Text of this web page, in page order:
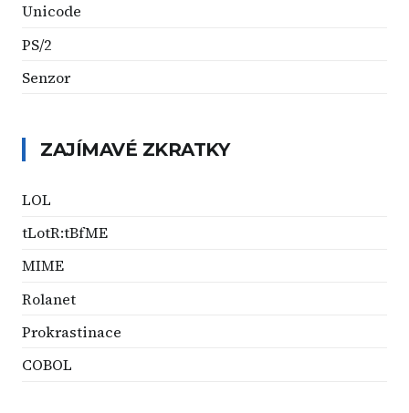
Unicode
PS/2
Senzor
ZAJÍMAVÉ ZKRATKY
LOL
tLotR:tBfME
MIME
Rolanet
Prokrastinace
COBOL